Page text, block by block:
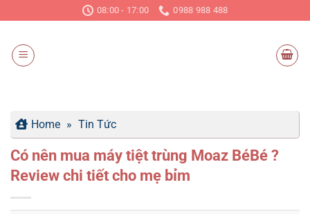
đến
dung
08:00 - 17:00 0988 988 488
Home » Tin Tức
Có nên mua máy tiệt trùng Moaz BéBé ?
Review chi tiết cho mẹ bỉm